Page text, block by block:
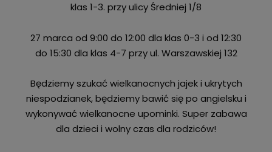
klas 1-3. przy ulicy Średniej 1/8
27 marca od 9:00 do 12:00 dla klas 0-3 i od 12:30
do 15:30 dla klas 4-7 przy ul. Warszawskiej 132
Będziemy szukać wielkanocnych jajek i ukrytych
niespodzianek, będziemy bawić się po angielsku i
wykonywać wielkanocne upominki. Super zabawa
dla dzieci i wolny czas dla rodziców!